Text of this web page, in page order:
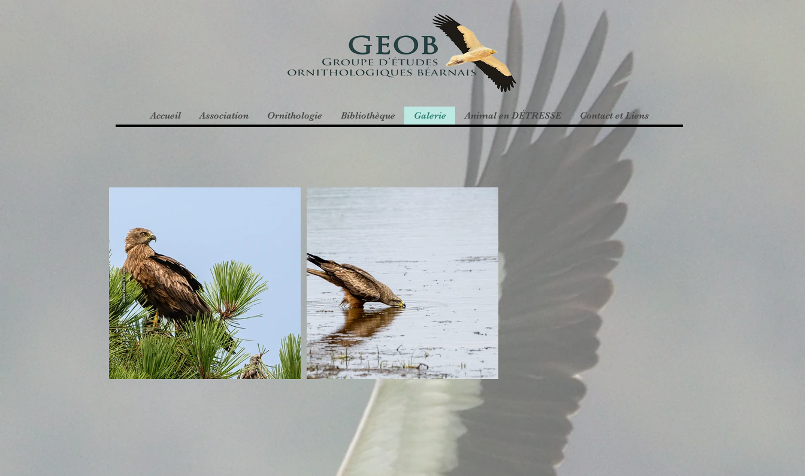
Accueil Association Ornithologie Bibliothèque Galerie Animal en DÉTRESSE Contact et Liens